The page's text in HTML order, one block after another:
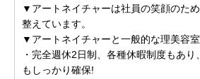
▼アートネイチャーは社員の笑顔のた
整えています。
▼アートネイチャーと一般的な理美容
・完全週休2日制、各種休暇制度もあ
もしっかり確保!